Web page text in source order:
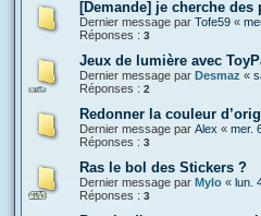
[Demande] je cherche
Dernier message par Tofe59 «
Réponses : 3
Jeux de lumière avec
Dernier message par Desmaz «
Réponses : 2
Redonner la couleur
Dernier message par Alex « mer.
Réponses : 3
Ras le bol des Stickers ?
Dernier message par Mylo « lun.
Réponses : 3